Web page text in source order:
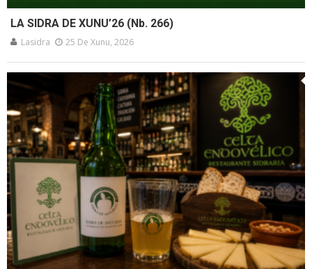
LA SIDRA DE XUNU’26 (Nb. 266)
Lasidra 25 De Xunu, 2026